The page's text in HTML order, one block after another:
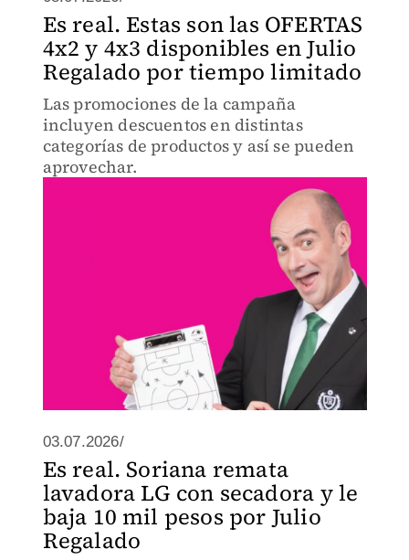
Es real. Estas son las OFERTAS
4x2 y 4x3 disponibles en Julio
Regalado por tiempo limitado
Las promociones de la campaña
incluyen descuentos en distintas
categorías de productos y así se pueden
aprovechar.
03.07.2026/
Es real. Soriana remata
lavadora LG con secadora y le
baja 10 mil pesos por Julio
Regalado